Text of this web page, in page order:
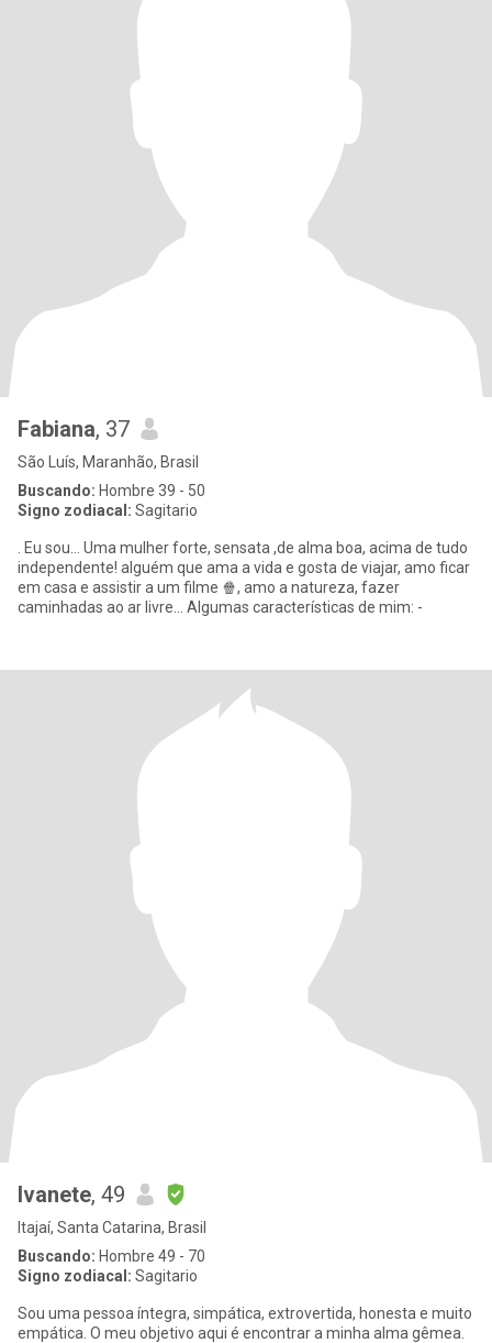
Fabiana, 37
São Luís, Maranhão, Brasil
Buscando: Hombre 39 - 50
Signo zodiacal: Sagitario
. Eu sou... Uma mulher forte, sensata ,de alma boa, acima de tudo
independente! alguém que ama a vida e gosta de viajar, amo ficar
em casa e assistir a um filme 🍿, amo a natureza, fazer
caminhadas ao ar livre… Algumas características de mim: -
Ivanete, 49
Itajaí, Santa Catarina, Brasil
Buscando: Hombre 49 - 70
Signo zodiacal: Sagitario
Sou uma pessoa íntegra, simpática, extrovertida, honesta e muito
empática. O meu objetivo aqui é encontrar a minha alma gêmea.